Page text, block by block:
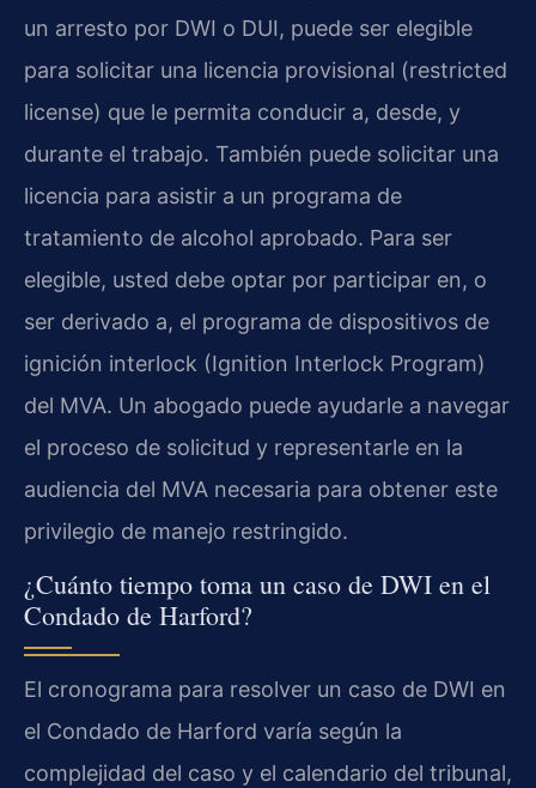
un arresto por DWI o DUI, puede ser elegible
para solicitar una licencia provisional (restricted
license) que le permita conducir a, desde, y
durante el trabajo. También puede solicitar una
licencia para asistir a un programa de
tratamiento de alcohol aprobado. Para ser
elegible, usted debe optar por participar en, o
ser derivado a, el programa de dispositivos de
ignición interlock (Ignition Interlock Program)
del MVA. Un abogado puede ayudarle a navegar
el proceso de solicitud y representarle en la
audiencia del MVA necesaria para obtener este
privilegio de manejo restringido.
¿Cuánto tiempo toma un caso de DWI en el
Condado de Harford?
El cronograma para resolver un caso de DWI en
el Condado de Harford varía según la
complejidad del caso y el calendario del tribunal,